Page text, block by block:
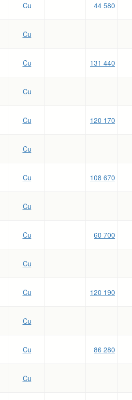
Cu 44 580
Cu
Cu 131 440
Cu
Cu 120 170
Cu
Cu 108 670
Cu
Cu 60 700
Cu
Cu 120 190
Cu
Cu 86 280
Cu